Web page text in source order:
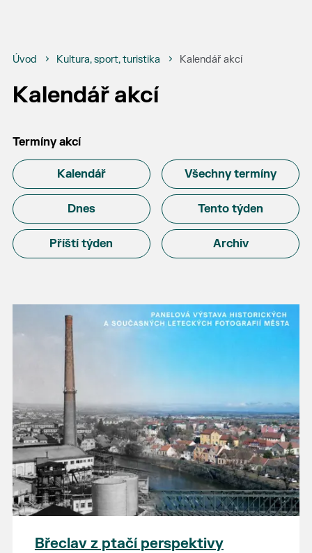
Úvod Kultura, sport, turistika Kalendář akcí
Kalendář akcí
Termíny akcí
Kalendář Všechny termíny
Dnes Tento týden
Příští týden Archiv
Břeclav z ptačí perspektivy